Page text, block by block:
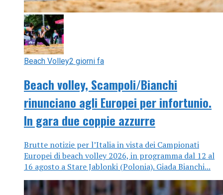
Beach Volley2 giorni fa
Beach volley, Scampoli/Bianchi
rinunciano agli Europei per infortunio.
In gara due coppie azzurre
Brutte notizie per l’Italia in vista dei Campionati
Europei di beach volley 2026, in programma dal 12 al
16 agosto a Stare Jablonki (Polonia). Giada Bianchi...